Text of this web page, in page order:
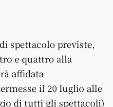
spettacolo previste,
e quattro alla
affidata
il 20 luglio alle
di tutti gli spettacoli)